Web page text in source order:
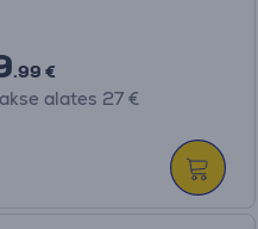
.99 €
alates 27 €